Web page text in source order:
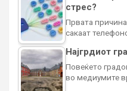
стрес?
Првата
сакаат
Најгрдиот
Повеќето
во медиумите